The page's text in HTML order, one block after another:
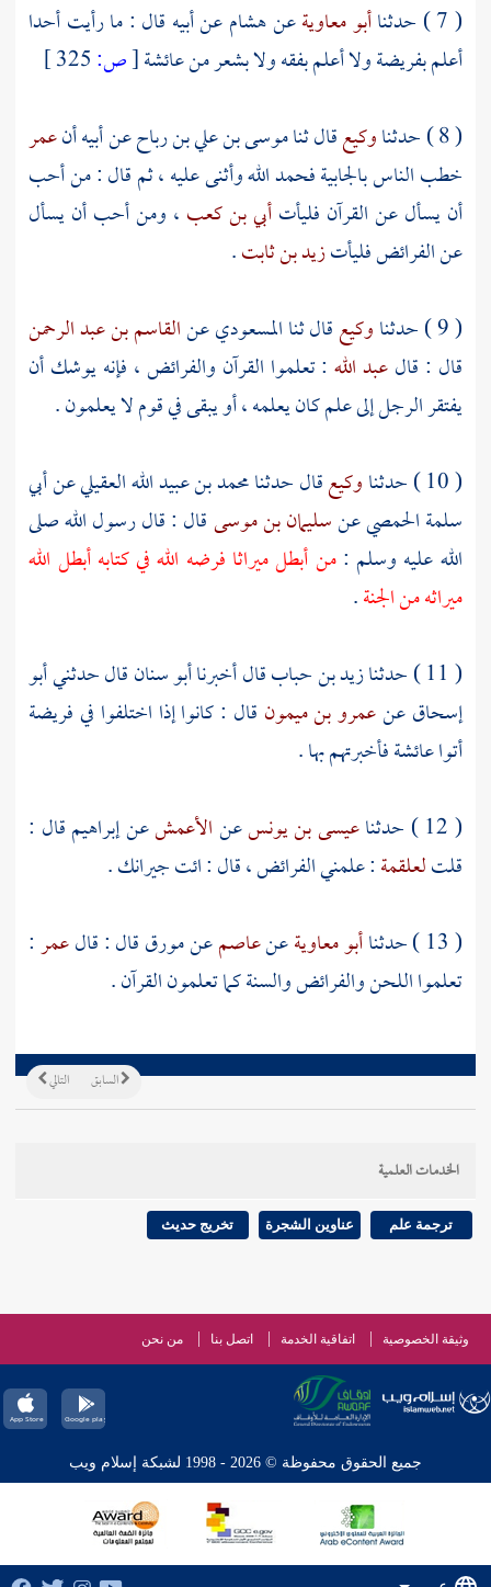
( 7 ) حدثنا
أبو معاويةعنهشامعن أبيه قال : ما رأيت أحدا
أعلم بفريضة ولا أعلم بفقه ولا بشعر منعائشة[ص:
( 8 ) حدثنا
وكيعقال ثناموسى بن علي بن رباحعن أبيه أنعمر
خطب الناس بالجابية فحمد الله وأثنى عليه ، ثم قال : من أحب
أن يسأل عن القرآن فليأتأبي بن كعب ، ومن أحب أن يسأل
عن الفرائض فليأتزيد بن ثابت.
( 9 ) حدثنا
وكيعقال ثناالمسعوديعنالقاسم بن عبد الرحمن
قال : قالعبد الله : تعلموا القرآن والفرائض ، فإنه يوشك أن
يفتقر الرجل إلى علم كان يعلمه ، أو يبقى في قوم لا يعلمون .
( 10 ) حدثنا
وكيعقال حدثنامحمد بن عبيد الله العقيليعنأبي
سلمة الحمصيعنسليمان بن موسىقال : قال رسول الله صلى
الله عليه وسلم :من أبطل ميراثا فرضه الله في كتابه أبطل الله
ميراثه من الجنة.
( 11 ) حدثنا
زيد بن حبابقال أخبرناأبو سنانقال حدثنيأبو
إسحاقعنعمرو بن ميمون قال : كانوا إذا اختلفوا في فريضة
أتواعائشةفأخبرتهم بها .
( 12 ) حدثنا
عيسى بن يونسعنالأعمشعنإبراهيمقال :
قلتلعلقمة: علمني الفرائض ، قال : ائت جيرانك .
( 13 ) حدثنا
أبو معاويةعنعاصمعنمورققال : قالعمر:
تعلموا اللحن والفرائض والسنة كما تعلمون القرآن .
التالي السابق
الخدمات العلمية
ترجمة علم عناوين الشجرة تخريج حديث
وثيقة الخصوصية اتفاقية الخدمة اتصل بنا من نحن
جميع الحقوق محفوظة © 2026 - 1998 لشبكة إسلام ويب